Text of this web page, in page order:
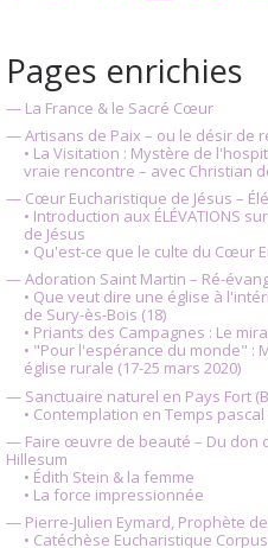
Pages enrichies
— La France & le Sacré Cœur
— Artisans de Paix – ou le désir de
• La Visitation : Mystère de
vraie rencontre – avec Christian
— Cœur Eucharistique de Jésus –
• Introduction aux ÉLÉVATIONS
de Jésus
• Qu'est-ce que le culte du Cœur
— Adoration Saint Martin – Ré-
• Que veut dire une église à
de Sury-ès-Bois (18)
• Priants des Campagnes : Le
• "Pour l'espérance du monde" :
église rurale (17-25 mars 2020)
— Sanctuaire naturel en Pays Fort
• Contemplation en Temps
— Faire œuvre de beauté – Du don
Hillesum
• Édith Stein & la femme
• La force impressionnée
— Pierre-Julien Eymard, Prophète
• Catéchèse Eucharistique